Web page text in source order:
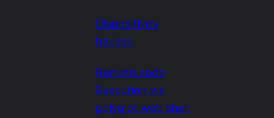
Dispositivos
hacker.
Remote code
Execution via
polyglot web shell